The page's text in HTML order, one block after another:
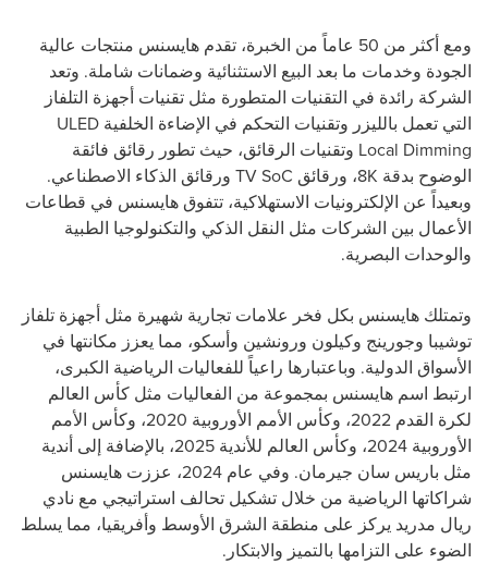
ومع أكثر من 50 عاماً من الخبرة، تقدم هايسنس منتجات عالية
الجودة وخدمات ما بعد البيع الاستثنائية وضمانات شاملة. وتعد
الشركة رائدة في التقنيات المتطورة مثل تقنيات أجهزة التلفاز
التي تعمل بالليزر وتقنيات التحكم في الإضاءة الخلفية ULED
Local Dimming وتقنيات الرقائق، حيث تطور رقائق فائقة
الوضوح بدقة 8K، ورقائق TV SoC ورقائق الذكاء الاصطناعي.
وبعيداً عن الإلكترونيات الاستهلاكية، تتفوق هايسنس في قطاعات
الأعمال بين الشركات مثل النقل الذكي والتكنولوجيا الطبية
والوحدات البصرية.
وتمتلك هايسنس بكل فخر علامات تجارية شهيرة مثل أجهزة تلفاز
توشيبا وجورينج وكيلون ورونشين وأسكو، مما يعزز مكانتها في
الأسواق الدولية. وباعتبارها راعياً للفعاليات الرياضية الكبرى،
ارتبط اسم هايسنس بمجموعة من الفعاليات مثل كأس العالم
لكرة القدم 2022، وكأس الأمم الأوروبية 2020، وكأس الأمم
الأوروبية 2024، وكأس العالم للأندية 2025، بالإضافة إلى أندية
مثل باريس سان جيرمان. وفي عام 2024، عززت هايسنس
شراكاتها الرياضية من خلال تشكيل تحالف استراتيجي مع نادي
ريال مدريد يركز على منطقة الشرق الأوسط وأفريقيا، مما يسلط
الضوء على التزامها بالتميز والابتكار.